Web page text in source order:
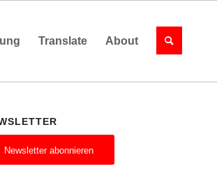
Translate About
Newsletter abonnieren